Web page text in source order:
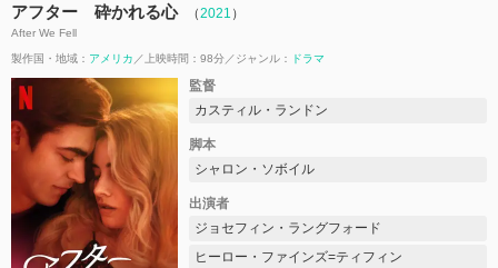
アフター 砕かれる心 （2021 ）
After We Fell
製作国・地域： アメリカ 上映時間：98分 ジャンル： ドラマ
監督
カスティル・ランドン
脚本
シャロン・ソボイル
出演者
ジョセフィン・ラングフォード
ヒーロー・ファインズ=ティフィン